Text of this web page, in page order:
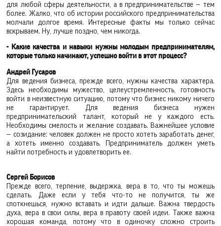
для любой сферы деятельности, а в предпринимательстве — тем
более. Жалко, что об истории российского предпринимательства
молчали долгое время. Интересные факты мы только сейчас
вскрываем. Ну, лучше поздно, чем никогда.
- Какие качества и навыки нужны молодым предпринимателям,
которые только начинают, успешно войти в этот процесс?
Андрей Гусаров
Для ведения бизнеса, прежде всего, нужны качества характера.
Здесь необходимы мужество, целеустремленность, готовность
войти в неизвестную ситуацию, потому что бизнес никому ничего
не гарантирует. Для ведения бизнеса нужен
предпринимательский талант, который не у каждого есть.
Необходимы смелость и желание создавать. Важнейшее условие
— созидание: человек должен не просто хотеть заработать денег,
а хотеть именно создавать. Предприниматель должен уметь
найти потребность и удовлетворить ее.
Сергей Борисов
Прежде всего, терпение, выдержка, вера в то, что ты можешь
сделать. Даже если у тебя что-то не получится, ты же
споткнешься, нужно вставать и идти дальше. Важна твердость
духа, вера в свои силы, вера в правоту своей идеи. Также важна
хорошая команда, потому что в одиночку сложно строить